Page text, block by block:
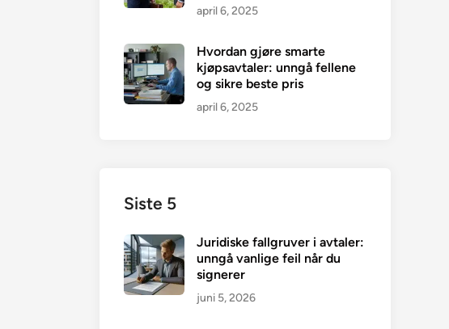
april 6, 2025
Hvordan gjøre smarte
kjøpsavtaler: unngå fellene
og sikre beste pris
april 6, 2025
Siste 5
Juridiske fallgruver i avtaler:
unngå vanlige feil når du
signerer
juni 5, 2026